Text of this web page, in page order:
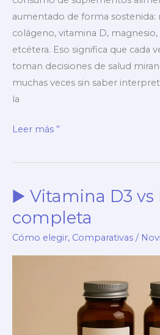
aumentado de forma sostenida:
colágeno, vitamina D,
etcétera. Eso significa que cada
toman decisiones de salud
muchas veces sin saber
la
▶️
de
y
Chile
Leer más ”
▶️ Vitamina D3 vs
completa
Cómo elegir, Comparativas /